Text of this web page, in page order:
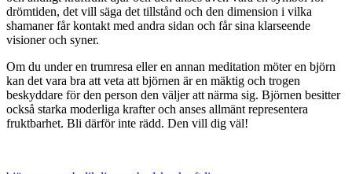
drömtiden, det vill säga det tillstånd och den dimension i vilka
shamaner får kontakt med andra sidan och får sina klarseende
visioner och syner.
Om du under en trumresa eller en annan meditation möter en björn
kan det vara bra att veta att björnen är en mäktig och trogen
beskyddare för den person den väljer att närma sig. Björnen besitter
också starka moderliga krafter och anses allmänt representera
fruktbarhet. Bli därför inte rädd. Den vill dig väl!